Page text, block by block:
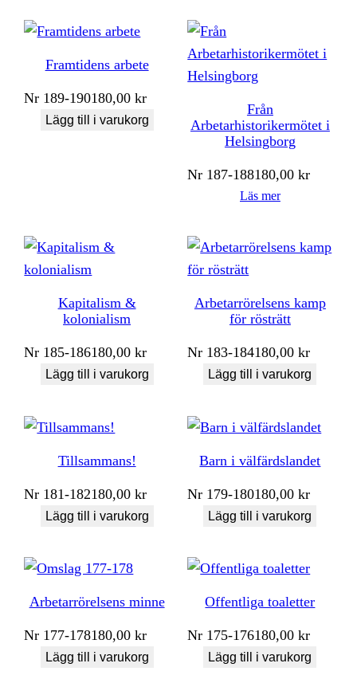
Framtidens arbete
Nr 189-190180,00kr
Lägg till i varukorg
Från
Arbetarhistorikermötet i
Helsingborg
Nr 187-188180,00kr
Läs mer
Kapitalism &
kolonialism
Nr 185-186180,00kr
Lägg till i varukorg
Arbetarrörelsens kamp
för rösträtt
Nr 183-184180,00kr
Lägg till i varukorg
Tillsammans!
Nr 181-182180,00kr
Lägg till i varukorg
Barn i välfärdslandet
Nr 179-180180,00kr
Lägg till i varukorg
Arbetarrörelsens minne
Nr 177-178180,00kr
Lägg till i varukorg
Offentliga toaletter
Nr 175-176180,00kr
Lägg till i varukorg